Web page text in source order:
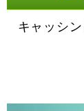
キャッシ